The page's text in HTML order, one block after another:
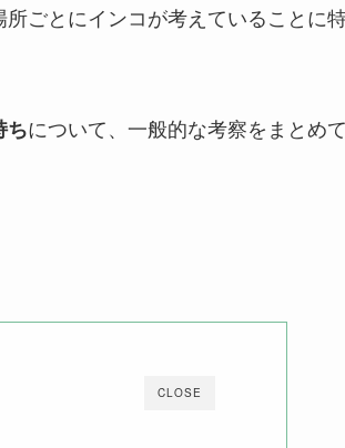
ごとにインコが考えていることに
ちについて、一般的な考察をまとめ
CLOSE